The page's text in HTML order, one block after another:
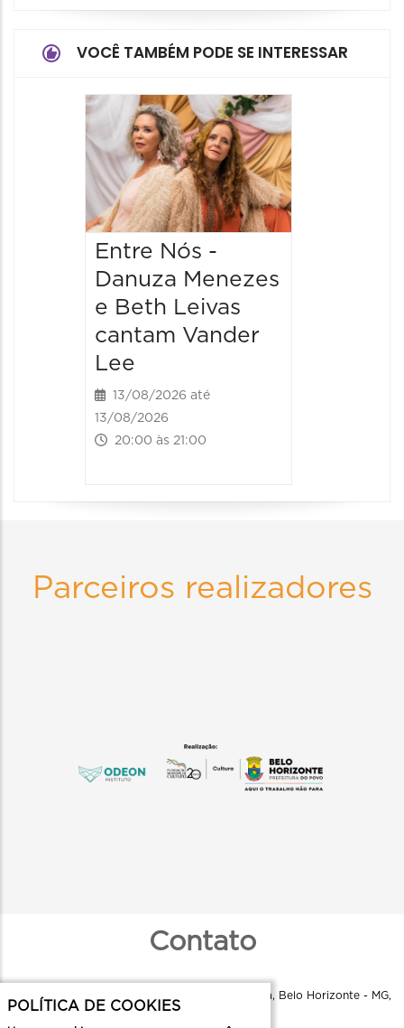
VOCÊ TAMBÉM PODE SE INTERESSAR
Entre Nós -
Danuza Menezes
e Beth Leivas
cantam Vander
Lee
13/08/2026 até
13/08/2026
20:00 às 21:00
Parceiros realizadores
Contato
Instituto Odeon - R. Aquiles Lobo, 79 - Floresta, Belo Horizonte - MG,
30150-160
POLÍTICA DE COOKIES